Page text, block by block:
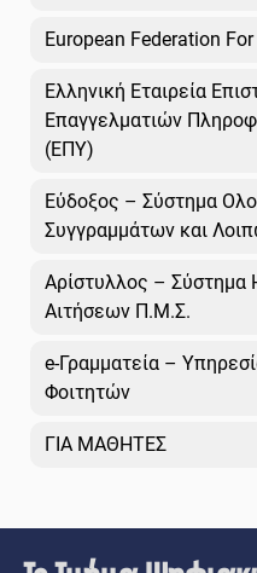
European Federation
Ελληνική Εταιρεία
Επαγγελματιών
(ΕΠΥ)
Εύδοξος – Σύστημα
Συγγραμμάτων και
Αρίστυλλος – Σύστημα
Αιτήσεων Π.Μ.Σ.
e-Γραμματεία –
Φοιτητών
ΓΙΑ ΜΑΘΗΤΕΣ